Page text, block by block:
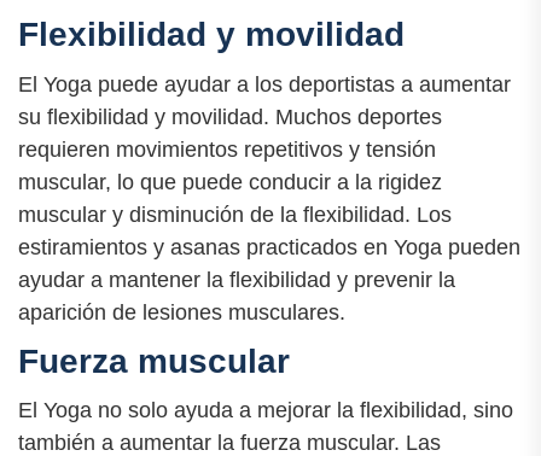
Flexibilidad y movilidad
El Yoga puede ayudar a los deportistas a aumentar
su flexibilidad y movilidad. Muchos deportes
requieren movimientos repetitivos y tensión
muscular, lo que puede conducir a la rigidez
muscular y disminución de la flexibilidad. Los
estiramientos y asanas practicados en Yoga pueden
ayudar a mantener la flexibilidad y prevenir la
aparición de lesiones musculares.
Fuerza muscular
El Yoga no solo ayuda a mejorar la flexibilidad, sino
también a aumentar la fuerza muscular. Las